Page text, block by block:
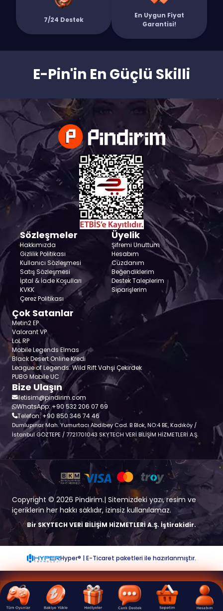
2.000,00TL SEPETE EKLE
7/24 Destek
En Uygun Fiyat
Garantisi!
E-Pin'in En Güçlü Skilli
Sözleşmeler
Hakkımızda
Gizlilik Politikası
Kullanıcı Sözleşmesi
Satış Sözleşmesi
İptal & İade Koşulları
KVKK
Çerez Politikası
Üyelik
Şifremi Unuttum
Hesabım
Cüzdanım
Beğendiklerim
Destek Taleplerim
Siparişlerim
Çok Satanlar
Metin2 EP
Valorant VP
LoL RP
Mobile Legends Elmas
Black Desert Online Kredi
League of Legends: Wild Rift Vahşi Çekirdek
PUBG Mobile UC
Bize Ulaşın
iletisim@pindirim.com
WhatsApp: +90 532 206 07 69
Telefon: +90 850 346 74 46
Dumlupınar Mah. Yumurtacı Abdibey Cad. B Blok, NO:4 BE, Kadıköy /
İstanbul GÖZTEPE / 7721701043 SKYTECH VERİ BİLİŞİM HİZMETLERİ A.Ş.
Copyright © 2026 Pindirim.| Sitemizdeki yazı, resim ve
içeriklerin her hakkı saklıdır, izinsiz kullanılamaz.
Bir SKYTECH VERİ BİLİŞİM HİZMETLERİ A.Ş. İştirakidir.
Hyper® | E-Ticaret paketleri ile hazırlanmıştır.